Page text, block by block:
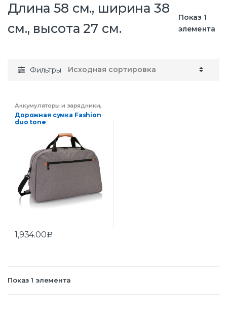
Длина 58 см., ширина 38
см., высота 27 см.
Показ 1
элемента
Фильтры
Аккумуляторы и зарядники,
Промо Эко-сувениры
Электроника
Дорожная сумка Fashion
duo tone
1,934.00Р
Показ 1 элемента